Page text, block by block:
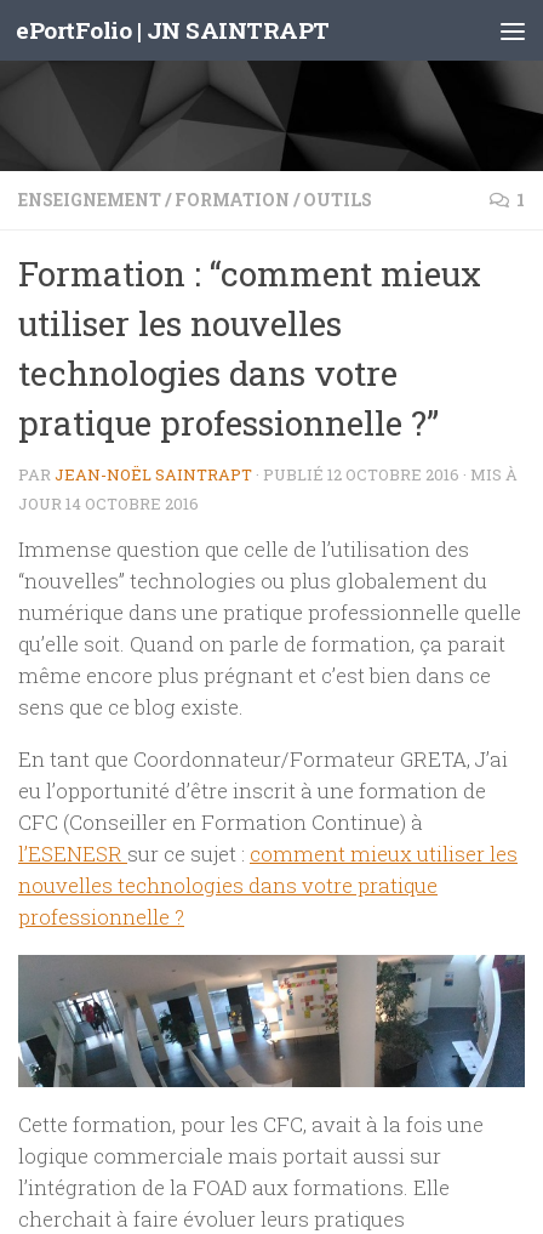
Skip to content
ePortFolio | JN SAINTRAPT
ENSEIGNEMENT/ FORMATION / OUTILS 1
Formation : “comment mieux
utiliser les nouvelles
technologies dans votre
pratique professionnelle ?”
PARJEAN-NOËL SAINTRAPT · PUBLIÉ 12 OCTOBRE 2016 · MIS À
JOUR14 OCTOBRE 2016
Immense question que celle de l’utilisation des
“nouvelles” technologies ou plus globalement du
numérique dans une pratique professionnelle quelle
qu’elle soit. Quand on parle de formation, ça parait
même encore plus prégnant et c’est bien dans ce
sens que ce blog existe.
En tant que Coordonnateur/Formateur GRETA, J’ai
eu l’opportunité d’être inscrit à une formation de
CFC (Conseiller en Formation Continue) à
l’ESENESR sur ce sujet : comment mieux utiliser les
nouvelles technologies dans votre pratique
professionnelle ?
Cette formation, pour les CFC, avait à la fois une
logique commerciale mais portait aussi sur
l’intégration de la FOAD aux formations. Elle
cherchait à faire évoluer leurs pratiques